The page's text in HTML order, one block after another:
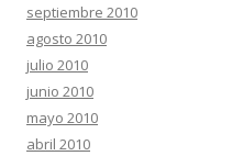
septiembre 2010
agosto 2010
julio 2010
junio 2010
mayo 2010
abril 2010